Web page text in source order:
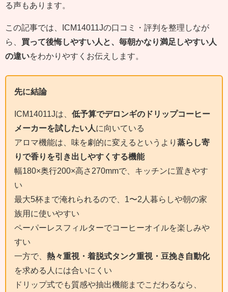
る声もあります。
この記事では、ICM14011Jの口コミ・評判を整理しなが
ら、 買って後悔しやすい人と、毎朝かなり満足しやすい人
の違いをわかりやすくお伝えします。
先に結論
ICM14011Jは、 低予算でデロンギのドリップコーヒー
メーカーを試したい人 に向いている
アロマ機能は、味を劇的に変えるというより 蒸らし寄
りで香りを引き出しやすくする機能
幅180×奥行200×高さ270mmで、キッチンに置きやす
い
最大5杯まで淹れられるので、1〜2人暮らしや朝の家
族用に使いやすい
ペーパーレスフィルターでコーヒーオイルを楽しみや
すい
一方で、 熱々重視・着脱式タンク重視・豆挽き自動化
を求める人には合いにくい
ドリップ式でも質感や抽出機能までこだわるなら、